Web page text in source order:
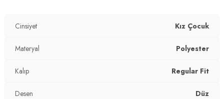
-Manken 8 yaş giymektedir
4DK25761981.353
Cinsiyet Kız Çocuk
Materyal Polyester
Kalıp Regular Fit
Desen Düz